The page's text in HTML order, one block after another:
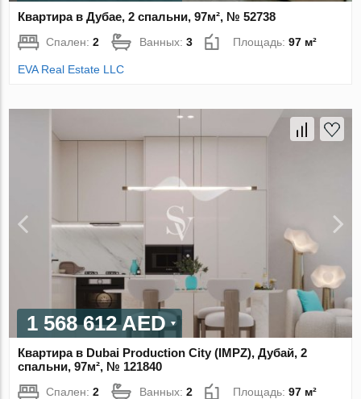
Квартира в Дубае, 2 спальни, 97м², № 52738
Спален:2 Ванных:3 Площадь:97 м²
EVA Real Estate LLC
1 568 612 AED
Квартира в Dubai Production City (IMPZ), Дубай, 2
спальни, 97м², № 121840
Спален:2 Ванных:2 Площадь:97 м²